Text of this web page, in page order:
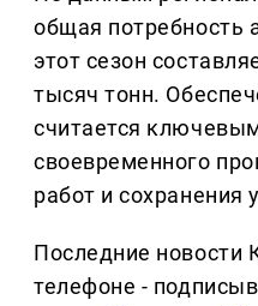
общая потребность
этот сезон
тысяч тонн.
считается
своевременного
работ и сохранения
Последние новости
телефоне -